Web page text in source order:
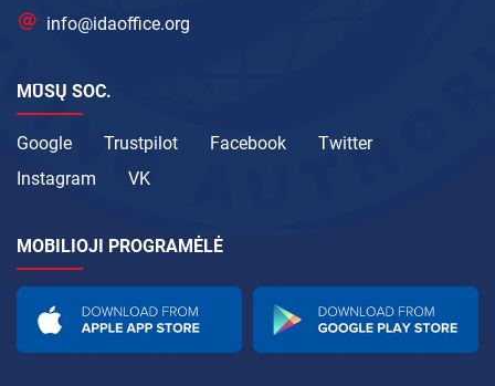
info@idaoffice.org
MŪSŲ SOC.
Google Trustpilot Facebook
Twitter
Instagram
VK
MOBILIOJI PROGRAMĖLĖ